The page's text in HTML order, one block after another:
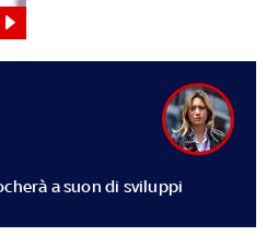
a suon di sviluppi